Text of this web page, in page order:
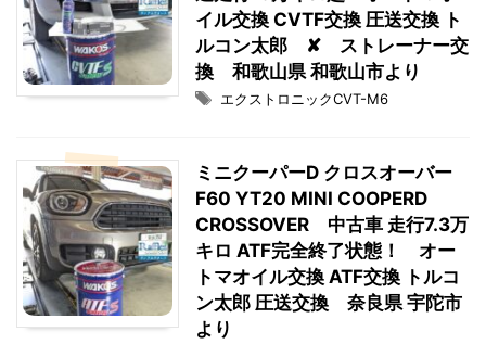
イル交換 CVTF交換 圧送交換 ト
ルコン太郎 ✘ ストレーナー交
換 和歌山県 和歌山市より
エクストロニックCVT-M6
ミニクーパーD クロスオーバー
F60 YT20 MINI COOPERD
CROSSOVER 中古車 走行7.3万
キロ ATF完全終了状態！ オー
トマオイル交換 ATF交換 トルコ
ン太郎 圧送交換 奈良県 宇陀市
より